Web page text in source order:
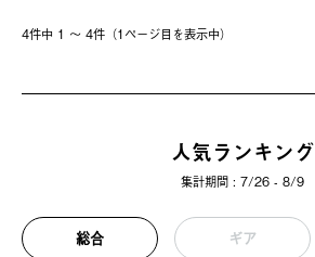
4件中 1 〜 4件（1ページ⽬を表⽰中）
人気ランキング
集計期間 : 7/26 - 8/9
総合 ギア